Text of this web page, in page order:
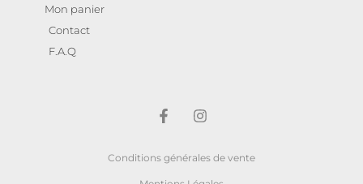
Mon panier
Contact
F.A.Q
Conditions générales de vente